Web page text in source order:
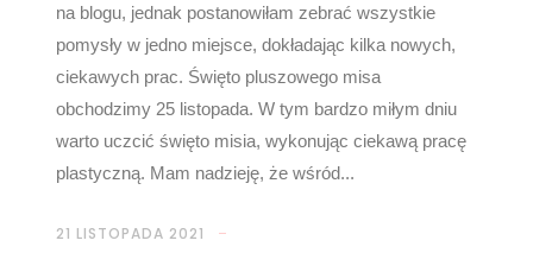
na blogu, jednak postanowiłam zebrać wszystkie
pomysły w jedno miejsce, dokładając kilka nowych,
ciekawych prac. Święto pluszowego misa
obchodzimy 25 listopada. W tym bardzo miłym dniu
warto uczcić święto misia, wykonując ciekawą pracę
plastyczną. Mam nadzieję, że wśród...
21 LISTOPADA 2021